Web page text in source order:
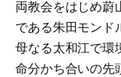
両教会をはじめ蔚
である朱田モンド
母なる太和江で環
命分かち合いの先